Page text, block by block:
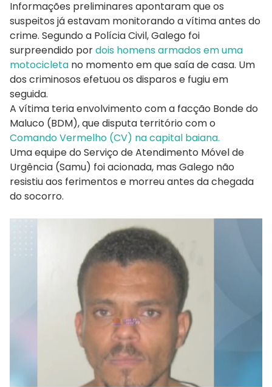
Informações preliminares apontaram que os
suspeitos já estavam monitorando a vítima antes do
crime. Segundo a Polícia Civil, Galego foi
surpreendido pordois homens armados em uma
motocicleta no momento em que saía de casa. Um
dos criminosos efetuou os disparos e fugiu em
seguida.
A vítima teria envolvimento com a facção Bonde do
Maluco (BDM), que disputa território com o
Comando Vermelho (CV) na capital baiana.
Uma equipe do Serviço de Atendimento Móvel de
Urgência (Samu) foi acionada, mas Galego não
resistiu aos ferimentos e morreu antes da chegada
do socorro.